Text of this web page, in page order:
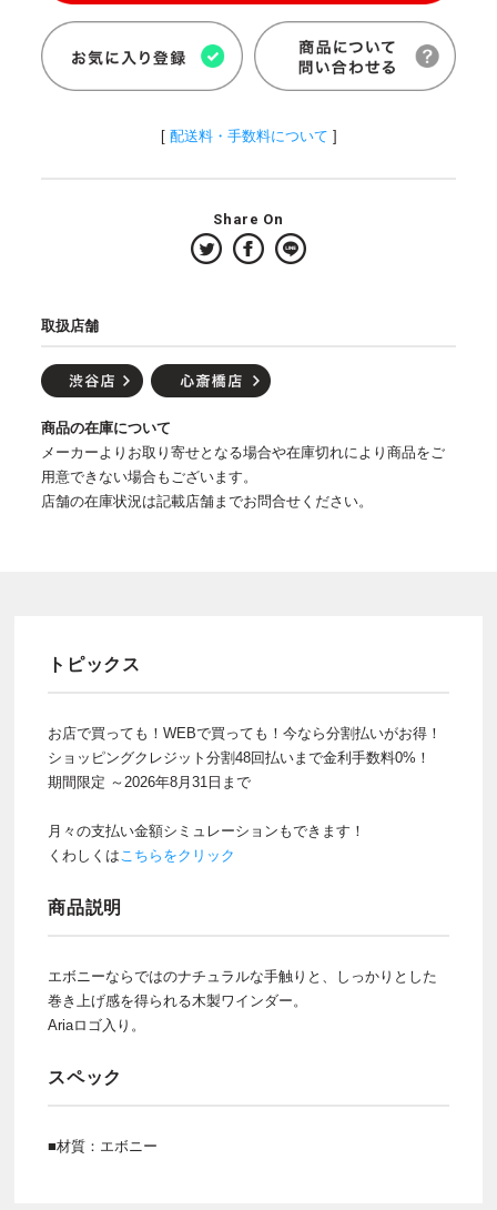
[ 配送料・手数料について ]
Share On
取扱店舗
商品の在庫について
メーカーよりお取り寄せとなる場合や在庫切れにより商品をご
用意できない場合もございます。
店舗の在庫状況は記載店舗までお問合せください。
トピックス
お店で買っても！WEBで買っても！今なら分割払いがお得！
ショッピングクレジット分割48回払いまで金利手数料0%！
期間限定 ～2026年8月31日まで
月々の支払い金額シミュレーションもできます！
くわしくはこちらをクリック
商品説明
エボニーならではのナチュラルな手触りと、しっかりとした
巻き上げ感を得られる木製ワインダー。
Ariaロゴ入り。
スペック
■材質：エボニー